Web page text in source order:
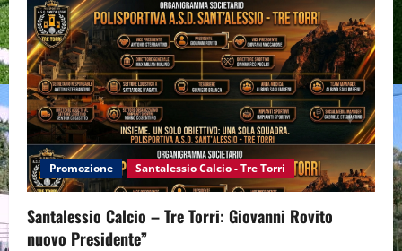
Promozione Santalessio Calcio - Tre Torri
Santalessio Calcio – Tre Torri: Giovanni Rovito
nuovo Presidente”